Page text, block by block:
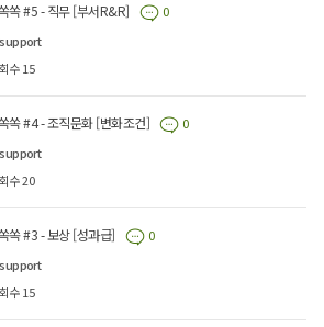
쏙 #5 - 직무 [부서R&R] 0
수 15
쏙 #4 - 조직문화 [변화조건] 0
수 20
쏙 #3 - 보상 [성과급] 0
수 15